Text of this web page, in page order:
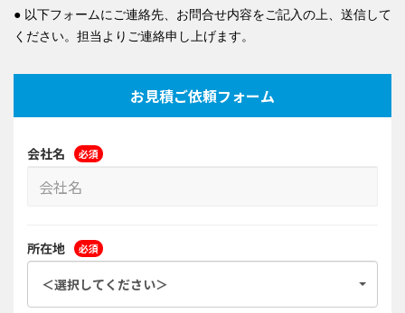
● 以下フォームにご連絡先、お問合せ内容をご記入の上、送信して
ください。担当よりご連絡申し上げます。